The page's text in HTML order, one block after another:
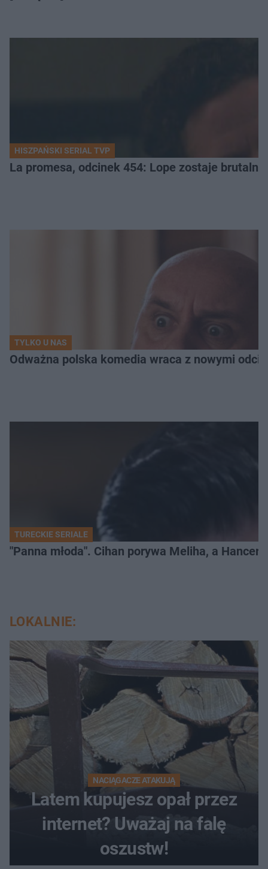
HISZPAŃSKI SERIAL TVP
La promesa, odcinek 454: Lope zostaje
TYLKO U NAS
Odważna polska komedia wraca z nowymi
TURECKIE SERIALE
"Panna młoda". Cihan porywa Meliha, a
LOKALNIE:
NACIĄGACZE ATAKUJĄ
Latem kupujesz opał przez
internet? Uważaj na falę
oszustw!